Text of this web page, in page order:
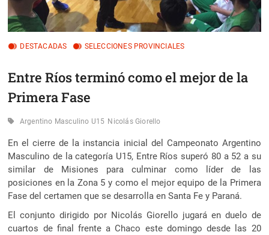
DESTACADAS SELECCIONES PROVINCIALES
Entre Ríos terminó como el mejor de la
Primera Fase
Argentino Masculino U15 Nicolás Giorello
En el cierre de la instancia inicial del Campeonato Argentino
Masculino de la categoría U15, Entre Ríos superó 80 a 52 a su
similar de Misiones para culminar como líder de las
posiciones en la Zona 5 y como el mejor equipo de la Primera
Fase del certamen que se desarrolla en Santa Fe y Paraná.
El conjunto dirigido por Nicolás Giorello jugará en duelo de
cuartos de final frente a Chaco este domingo desde las 20